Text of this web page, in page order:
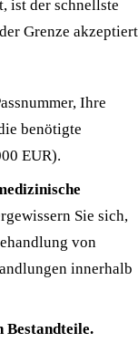
ist der schnellste
Grenze
Ihre
benötigte
EUR).
Sie sich,
von
innerhalb
Bestandteile.